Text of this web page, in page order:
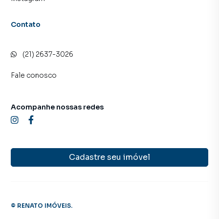
Contato
(21) 2637-3026
Fale conosco
Cadastre seu imóvel
Acompanhe nossas redes
© RENATO IMÓVEIS.